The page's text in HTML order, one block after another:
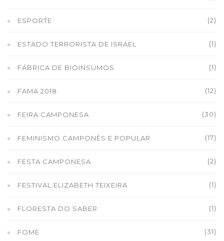
ESPORTE (2)
ESTADO TERRORISTA DE ISRAEL (1)
FÁBRICA DE BIOINSUMOS (1)
FAMA 2018 (12)
FEIRA CAMPONESA (30)
FEMINISMO CAMPONÊS E POPULAR (17)
FESTA CAMPONESA (2)
FESTIVAL ELIZABETH TEIXEIRA (1)
FLORESTA DO SABER (1)
FOME (31)